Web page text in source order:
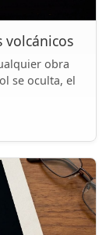
volcánicos
obra
se oculta, el